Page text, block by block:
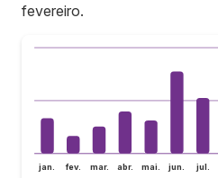
fevereiro.
jan. fev. mar. abr. mai. jun. jul.